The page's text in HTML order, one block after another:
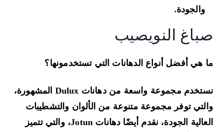
والجودة.
النويصيب
هي أفضل أنواع الدهانات التي تستخدمونها؟
نستخدم مجموعة واسعة من دهانات Dulux المشهورة،
توفر مجموعة متنوعة من الألوان والتشطيبات
العالية الجودة، نقدم أيضًا دهانات Jotun، والتي تتميز